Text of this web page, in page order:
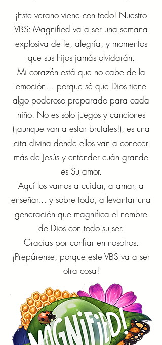
¡Este verano viene con todo! Nuestro
VBS: Magnified va a ser una semana
explosiva de fe, alegría, y momentos
que sus hijos jamás olvidarán.
Mi corazón está que no cabe de la
emoción… porque sé que Dios tiene
algo poderoso preparado para cada
niño. No es solo juegos y canciones
(¡aunque van a estar brutales!), es una
cita divina donde ellos van a conocer
más de Jesús y entender cuán grande
es Su amor.
Aquí los vamos a cuidar, a amar, a
enseñar… y sobre todo, a levantar una
generación que magnifica el nombre
de Dios con todo su ser.
Gracias por confiar en nosotros.
¡Prepárense, porque este VBS va a ser
otra cosa!